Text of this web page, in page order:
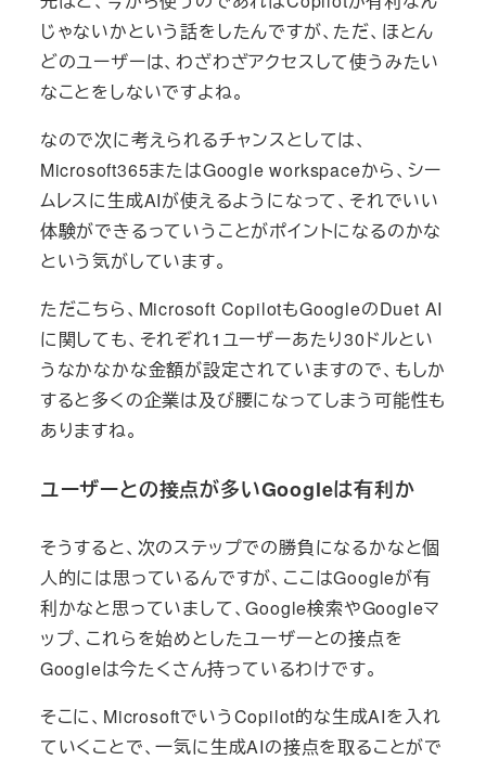
じゃないかという話をしたんですが、ただ、ほとん
どのユーザーは、わざわざアクセスして使うみたい
なことをしないですよね。
なので次に考えられるチャンスとしては、
Microsoft365またはGoogle workspaceから、シー
ムレスに生成AIが使えるようになって、それでいい
体験ができるっていうことがポイントになるのかな
という気がしています。
ただこちら、Microsoft CopilotもGoogleのDuet AI
に関しても、それぞれ1ユーザーあたり30ドルとい
うなかなかな金額が設定されていますので、もしか
すると多くの企業は及び腰になってしまう可能性も
ありますね。
ユーザーとの接点が多いGoogleは有利か
そうすると、次のステップでの勝負になるかなと個
人的には思っているんですが、ここはGoogleが有
利かなと思っていまして、Google検索やGoogleマ
ップ、これらを始めとしたユーザーとの接点を
Googleは今たくさん持っているわけです。
そこに、MicrosoftでいうCopilot的な生成AIを入れ
ていくことで、一気に生成AIの接点を取ることがで